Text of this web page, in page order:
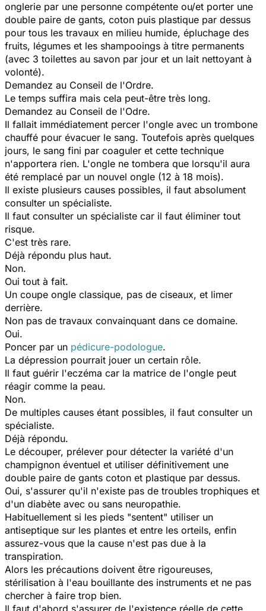
onglerie par une personne compétente ou/et porter une
double paire de gants, coton puis plastique par dessus
pour tous les travaux en milieu humide, épluchage des
fruits, légumes et les shampooings à titre permanents
(avec 3 toilettes au savon par jour et un lait nettoyant à
volonté).
Demandez au Conseil de l'Ordre.
Le temps suffira mais cela peut-être très long.
Demandez au Conseil de l'Odre.
Il fallait immédiatement percer l'ongle avec un trombone
chauffé pour évacuer le sang. Toutefois après quelques
jours, le sang fini par coaguler et cette technique
n'apportera rien. L'ongle ne tombera que lorsqu'il aura
été remplacé par un nouvel ongle (12 à 18 mois).
Il existe plusieurs causes possibles, il faut absolument
consulter un spécialiste.
Il faut consulter un spécialiste car il faut éliminer tout
risque.
C'est très rare.
Déjà répondu plus haut.
Non.
Oui tout à fait.
Un coupe ongle classique, pas de ciseaux, et limer
derrière.
Non pas de travaux convainquant dans ce domaine.
Oui.
Poncer par un pédicure-podologue.
La dépression pourrait jouer un certain rôle.
Il faut guérir l'eczéma car la matrice de l'ongle peut
réagir comme la peau.
Non.
De multiples causes étant possibles, il faut consulter un
spécialiste.
Déjà répondu.
Le découper, prélever pour détecter la variété d'un
champignon éventuel et utiliser définitivement une
double paire de gants coton et plastique par dessus.
Oui, s'assurer qu'il n'existe pas de troubles trophiques et
d'un diabète avec ou sans neuropathie.
Habituellement si les pieds "sentent" utiliser un
antiseptique sur les plantes et entre les orteils, enfin
assurez-vous que la cause n'est pas due à la
transpiration.
Alors les précautions doivent être rigoureuses,
stérilisation à l'eau bouillante des instruments et ne pas
chercher à faire trop bien.
Il faut d'abord s'assurer de l'existence réelle de cette